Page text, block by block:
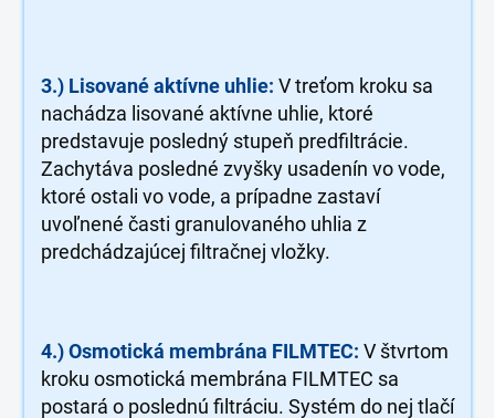
3.) Lisované aktívne uhlie: V treťom kroku sa
nachádza lisované aktívne uhlie, ktoré
predstavuje posledný stupeň predfiltrácie.
Zachytáva posledné zvyšky usadenín vo vode,
ktoré ostali vo vode, a prípadne zastaví
uvoľnené časti granulovaného uhlia z
predchádzajúcej filtračnej vložky.
4.) Osmotická membrána FILMTEC: V štvrtom
kroku osmotická membrána FILMTEC sa
postará o poslednú filtráciu. Systém do nej tlačí